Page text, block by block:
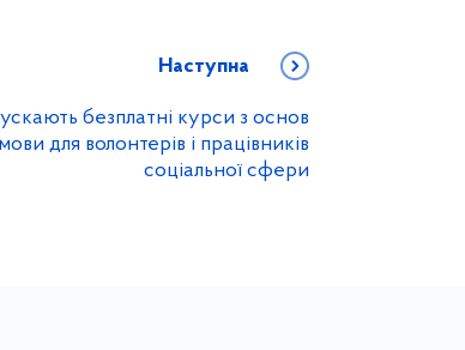
Наступна
безплатні курси з основ
для волонтерів і працівників
соціальної сфери